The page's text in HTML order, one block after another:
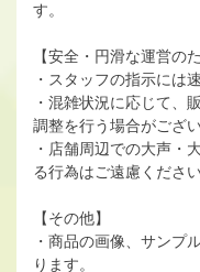
す。
【安全・円滑な運営の
・スタッフの指示には
・混雑状況に応じて、
調整を行う場合がござい
・店舗周辺での大声・
る行為はご遠慮ください
【その他】
・商品の画像、サンプ
ります。